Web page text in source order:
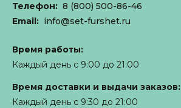
Телефон: 8 (800) 500-86-46
Email: info@set-furshet.ru
Время работы:
Каждый день с 9:00 до 21:00
Время доставки и выдачи заказов:
Каждый день с 9:30 до 21:00